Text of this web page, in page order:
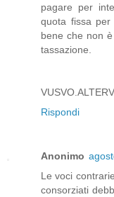
pagare per
quota fissa
bene che non
tassazione.
Rispondi
Anonimo
Le voci
consorziati